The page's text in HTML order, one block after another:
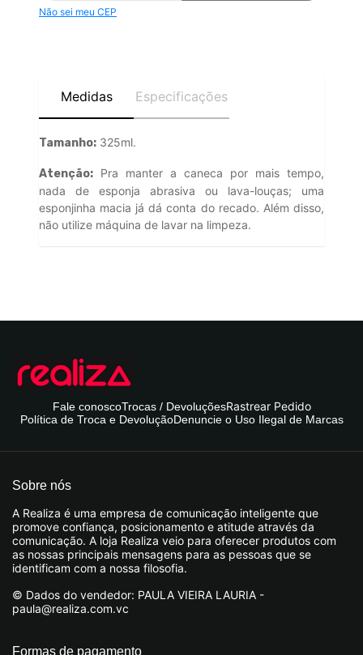
Não sei meu CEP
Medidas Especificações
Tamanho: 325ml.
Atenção: Pra manter a caneca por mais tempo,
nada de esponja abrasiva ou lava-louças; uma
esponjinha macia já dá conta do recado. Além disso,
não utilize máquina de lavar na limpeza.
Fale conoscoTrocas / DevoluçõesRastrear Pedido
Política de Troca e DevoluçãoDenuncie o Uso Ilegal de Marcas
Sobre nós
A Realiza é uma empresa de comunicação inteligente que
promove confiança, posicionamento e atitude através da
comunicação. A loja Realiza veio para oferecer produtos com
as nossas principais mensagens para as pessoas que se
identificam com a nossa filosofia.
© Dados do vendedor: PAULA VIEIRA LAURIA -
paula@realiza.com.vc
Formas de pagamento